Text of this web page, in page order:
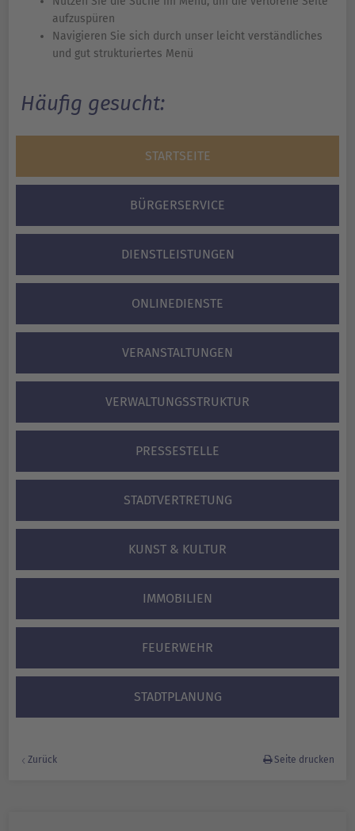
aufzuspüren
Navigieren Sie sich durch unser leicht verständliches
und gut strukturiertes Menü
Häufig gesucht:
STARTSEITE
BÜRGERSERVICE
DIENSTLEISTUNGEN
ONLINEDIENSTE
VERANSTALTUNGEN
VERWALTUNGS­STRUKTUR
PRESSESTELLE
STADTVERTRETUNG
KUNST & KULTUR
IMMOBILIEN
FEUERWEHR
STADTPLANUNG
Zurück Seite drucken